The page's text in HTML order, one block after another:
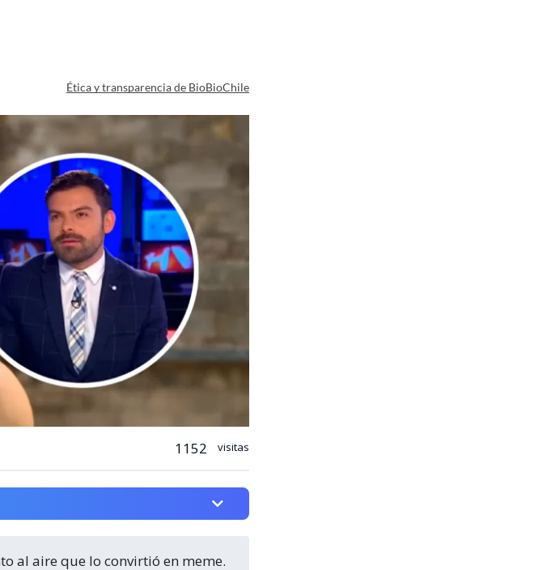
Ética y transparencia de BioBioChile
1152 visitas